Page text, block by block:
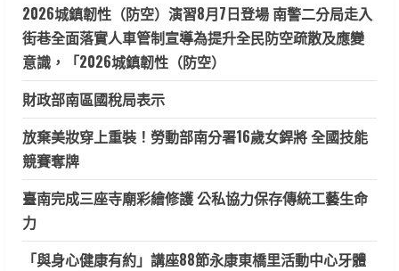
2026城鎮韌性（防空）演習8月7日登場 南警二分局走入
街巷全面落實人車管制宣導為提升全民防空疏散及應變
意識，「2026城鎮韌性（防空）
財政部南區國稅局表示
放棄美妝穿上重裝！勞動部南分署16歲女銲將 全國技能
競賽奪牌
臺南完成三座寺廟彩繪修護 公私協力保存傳統工藝生命
力
「與身心健康有約」講座88節永康東橋里活動中心牙體